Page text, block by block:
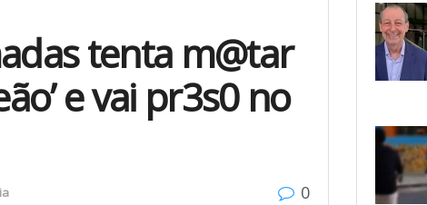
tenta m@tar
e vai pr3s0 no
0